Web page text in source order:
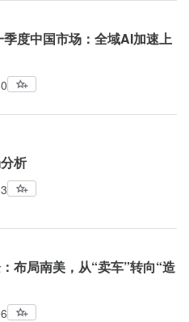
度中国市场：全域AI加速上
析
布局南美，从“卖车”转向“造